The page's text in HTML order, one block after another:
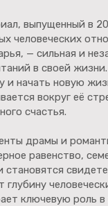
выпущенный в
человеческих
— сильная и
в своей
и начать новую
вокруг её
счастья.
драмы и
равенство,
ключевую роль